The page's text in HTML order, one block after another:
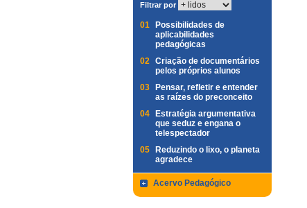
Filtrar por
01
Possibilidades de
aplicabilidades
pedagógicas
02 Criação de documentários
pelos próprios alunos
03
Pensar, refletir e entender
as raízes do preconceito
04
Estratégia argumentativa
que seduz e engana o
telespectador
05
Reduzindo o lixo, o planeta
agradece
Acervo Pedagógico